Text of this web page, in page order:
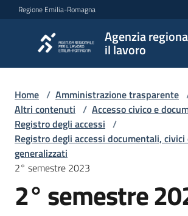
Vai al contenuto
Vai alla navigazione
Vai al footer
Regione Emilia-Romagna
Agenzia
il lavoro
Agenzia
regionale
per il
lavoro
L'Agenzia
Novità
Home / Amministrazione trasparente
Altri contenuti / Accesso civico e
Registro degli accessi /
Registro degli accessi documentali, civici
generalizzati
2° semestre 2023
2° semestre